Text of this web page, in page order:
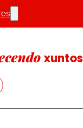
xuntos